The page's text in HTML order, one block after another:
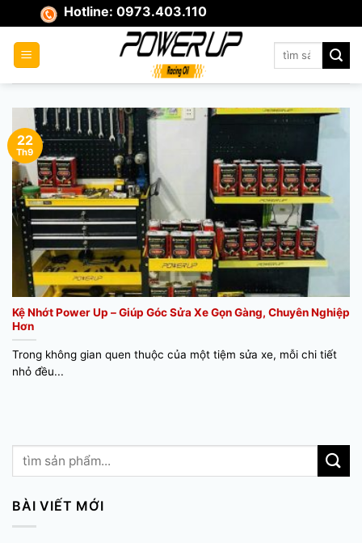
to
content
Hotline: 0973.403.110
Tìm
Kệ Nhớt Power Up – Giúp Góc Sửa Xe Gọn Gàng, Chuyên Nghiệp
Hơn
Trong không gian quen thuộc của một tiệm sửa xe, mỗi chi tiết
nhỏ đều...
22
Th9
BÀI VIẾT MỚI